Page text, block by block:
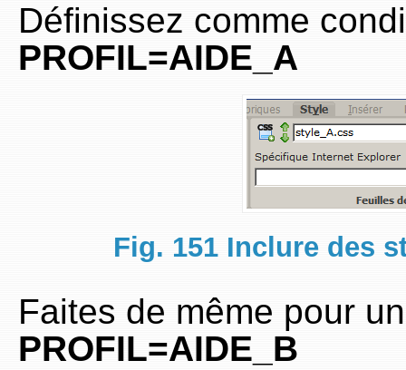
Définissez comme
PROFIL=AIDE_A
Fig. 151 Inclure des
Faites de même pour
PROFIL=AIDE_B